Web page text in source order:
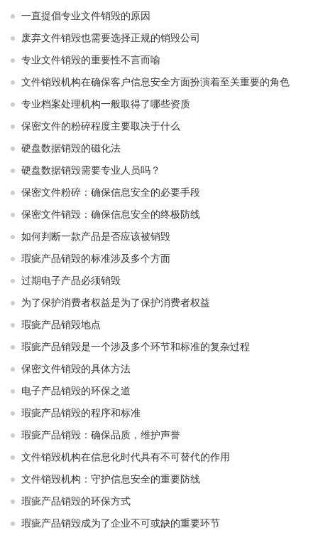
一直提倡专业文件销毁的原因
废弃文件销毁也需要选择正规的销毁公司
专业文件销毁的重要性不言而喻
文件销毁机构在确保客户信息安全方面扮演着至关重要的角色
专业档案处理机构一般取得了哪些资质
保密文件的粉碎程度主要取决于什么
硬盘数据销毁的磁化法
硬盘数据销毁需要专业人员吗？
保密文件粉碎：确保信息安全的必要手段
保密文件销毁：确保信息安全的终极防线
如何判断一款产品是否应该被销毁
瑕疵产品销毁的标准涉及多个方面
过期电子产品必须销毁
为了保护消费者权益是为了保护消费者权益
瑕疵产品销毁地点
瑕疵产品销毁是一个涉及多个环节和标准的复杂过程
保密文件销毁的具体方法
电子产品销毁的环保之道
瑕疵产品销毁的程序和标准
瑕疵产品销毁：确保品质，维护声誉
文件销毁机构在信息化时代具有不可替代的作用
文件销毁机构：守护信息安全的重要防线
瑕疵产品销毁的环保方式
瑕疵产品销毁成为了企业不可或缺的重要环节